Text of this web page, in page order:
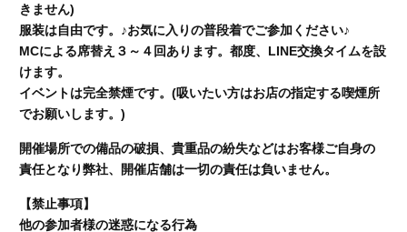
きません)
服装は自由です。♪お気に入りの普段着でご参加ください♪
MCによる席替え３～４回あります。都度、LINE交換タイムを設
けます。
イベントは完全禁煙です。(吸いたい方はお店の指定する喫煙所
でお願いします。)
開催場所での備品の破損、貴重品の紛失などはお客様ご自身の
責任となり弊社、開催店舗は一切の責任は負いません。
【禁止事項】
他の参加者様の迷惑になる行為